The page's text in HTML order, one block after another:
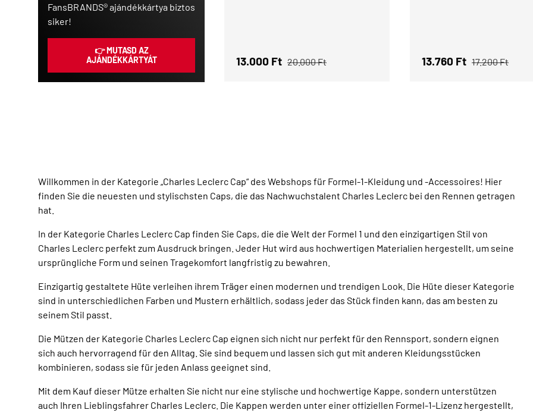
FansBRANDS® ajándékkártya biztos
siker!
👉 MUTASD AZ
AJÁNDÉKKÁRTYÁT
Verkaufspreis
13.000 Ft Normaler Preis
20.000 Ft Verkaufspreis
13.760 Ft Normaler Preis
17.200 Ft
Willkommen in der Kategorie „Charles Leclerc Cap“ des Webshops für Formel-1-Kleidung und -Accessoires! Hier
finden Sie die neuesten und stylischsten Caps, die das Nachwuchstalent Charles Leclerc bei den Rennen getragen
hat.
In der Kategorie Charles Leclerc Cap finden Sie Caps, die die Welt der Formel 1 und den einzigartigen Stil von
Charles Leclerc perfekt zum Ausdruck bringen. Jeder Hut wird aus hochwertigen Materialien hergestellt, um seine
ursprüngliche Form und seinen Tragekomfort langfristig zu bewahren.
Einzigartig gestaltete Hüte verleihen ihrem Träger einen modernen und trendigen Look. Die Hüte dieser Kategorie
sind in unterschiedlichen Farben und Mustern erhältlich, sodass jeder das Stück finden kann, das am besten zu
seinem Stil passt.
Die Mützen der Kategorie Charles Leclerc Cap eignen sich nicht nur perfekt für den Rennsport, sondern eignen
sich auch hervorragend für den Alltag. Sie sind bequem und lassen sich gut mit anderen Kleidungsstücken
kombinieren, sodass sie für jeden Anlass geeignet sind.
Mit dem Kauf dieser Mütze erhalten Sie nicht nur eine stylische und hochwertige Kappe, sondern unterstützen
auch Ihren Lieblingsfahrer Charles Leclerc. Die Kappen werden unter einer offiziellen Formel-1-Lizenz hergestellt,